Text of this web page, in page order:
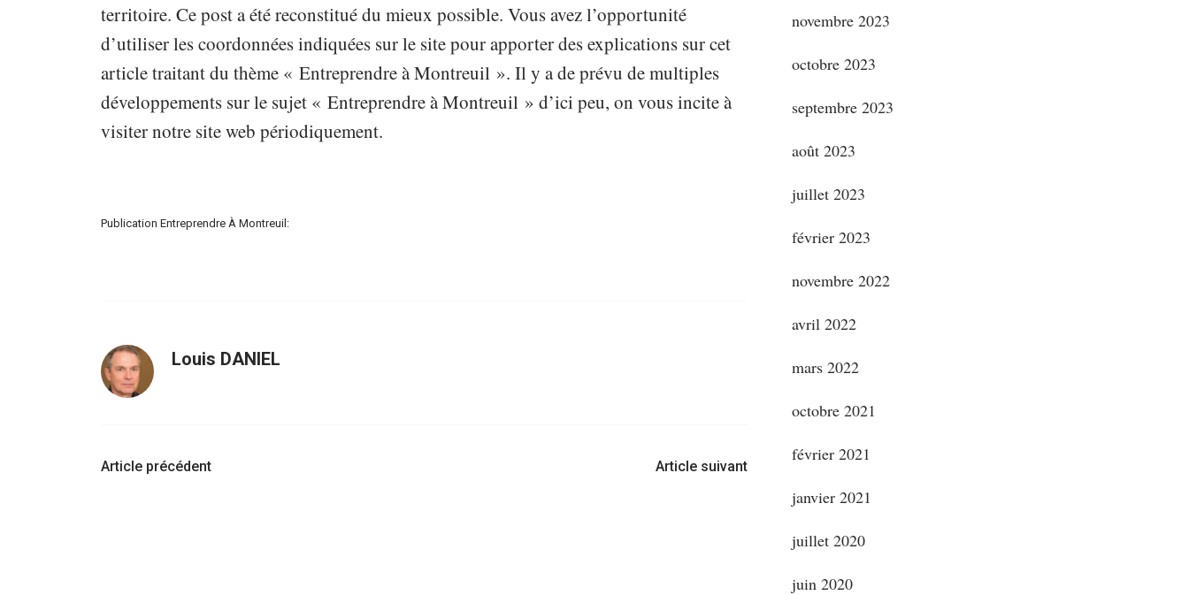
territoire. Ce post a été reconstitué du mieux possible. Vous avez l’opportunité
d’utiliser les coordonnées indiquées sur le site pour apporter des explications sur cet
article traitant du thème « Entreprendre à Montreuil ». Il y a de prévu de multiples
développements sur le sujet « Entreprendre à Montreuil » d’ici peu, on vous incite à
visiter notre site web périodiquement.
Publication Entreprendre À Montreuil:
Louis DANIEL
Navigation
Article précédent Article suivant
novembre 2023
octobre 2023
septembre 2023
août 2023
juillet 2023
février 2023
novembre 2022
avril 2022
mars 2022
octobre 2021
février 2021
janvier 2021
juillet 2020
juin 2020